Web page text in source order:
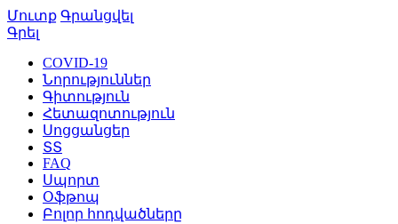
Մուտք Գրանցվել
Գրել
COVID-19
Նորություններ
Գիտություն
Հետազոտություն
Սոցցանցեր
ՏՏ
FAQ
Սպորտ
Օֆթոպ
Բոլոր հոդվածները